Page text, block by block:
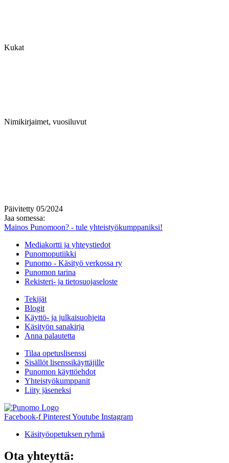
Kukat
Nimikirjaimet, vuosiluvut
Päivitetty 05/2024
Jaa somessa:
Mainos Punomoon? - tule yhteistyökumppaniksi!
Mediakortti ja yhteystiedot
Punomoputiikki
Punomo - Käsityö verkossa ry
Punomon tarina
Rekisteri- ja tietosuojaseloste
Tekijät
Blogit
Käyttö- ja julkaisuohjeita
Käsityön sanakirja
Anna palautetta
Tilaa opetuslisenssi
Sisällöt lisenssikäyttäjille
Punomon käyttöehdot
Yhteistyökumppanit
Liity jäseneksi
Facebook-f PinterestYoutube Instagram
Käsityöopetuksen ryhmä
Ota yhteyttä: